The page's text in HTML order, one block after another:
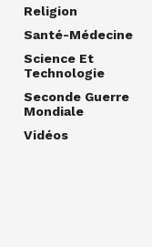
Religion
Santé-Médecine
Science Et
Technologie
Seconde Guerre
Mondiale
Vidéos